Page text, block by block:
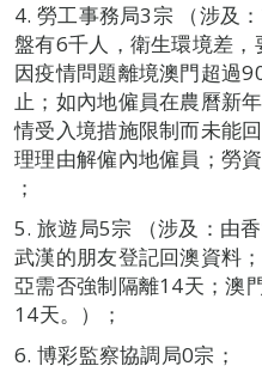
4. 勞工事務局3宗 （涉及
盤有6千人，衛生環境差
因疫情問題離境澳門超過
止；如內地僱員在農曆新
情受入境措施限制而未能
理理由解僱內地僱員；勞
；
5. 旅遊局5宗 （涉及：由
武漢的朋友登記回澳資料
亞需否強制隔離14天；澳
14天。）；
6. 博彩監察協調局0宗；